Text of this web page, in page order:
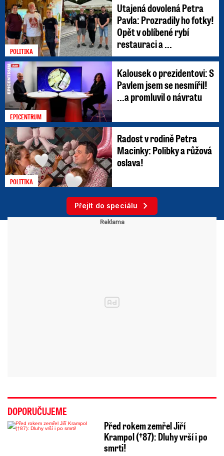
POLITIKA
Utajená dovolená Petra
Pavla: Prozradily ho fotky!
Opět v oblíbené rybí
restauraci a ...
EPICENTRUM
Kalousek o prezidentovi: S
Pavlem jsem se nesmířil!
...a promluvil o návratu
POLITIKA
Radost v rodině Petra
Macinky: Polibky a růžová
oslava!
Přejít do speciálu
DOPORUČUJEME
Před rokem zemřel Jiří
Krampol (†87): Dluhy vrší i po
smrti!